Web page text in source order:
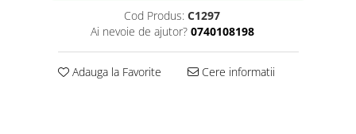
Cod Produs: C1297
Ai nevoie de ajutor? 0740108198
Adauga la Favorite Cere informatii